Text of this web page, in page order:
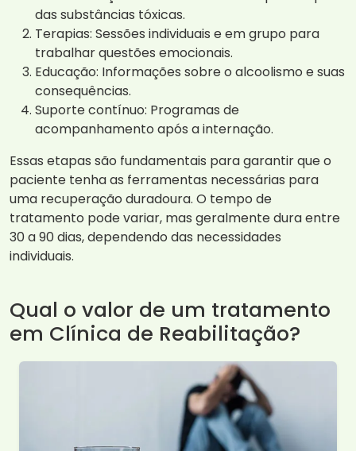
das substâncias tóxicas.
Terapias: Sessões individuais e em grupo para
trabalhar questões emocionais.
Educação: Informações sobre o alcoolismo e suas
consequências.
Suporte contínuo: Programas de
acompanhamento após a internação.
Essas etapas são fundamentais para garantir que o
paciente tenha as ferramentas necessárias para
uma recuperação duradoura. O tempo de
tratamento pode variar, mas geralmente dura entre
30 a 90 dias, dependendo das necessidades
individuais.
Qual o valor de um tratamento
em Clínica de Reabilitação?